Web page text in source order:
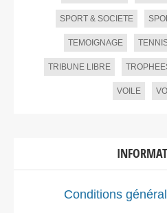
SPORT & SOCIETE
TEMOIGNAGE
TRIBUNE LIBRE
VOILE
Conditions